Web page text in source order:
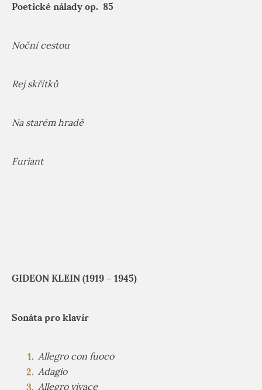
Poetické nálady op. 85
Noční cestou
Rej skřítků
Na starém hradě
Furiant
GIDEON KLEIN (1919 – 1945)
Sonáta pro klavír
Allegro con fuoco
Adagio
Allegro vivace